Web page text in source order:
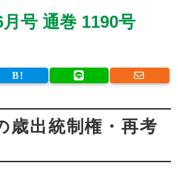
号 通巻 1190号
歳出統制権・再考